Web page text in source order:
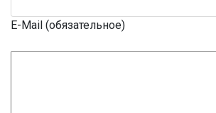
E-Mail (обязательное)